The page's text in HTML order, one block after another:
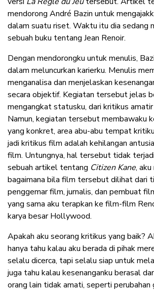
mendorong André Bazin untuk
dalam suatu riset. Waktu itu dia sedang
sebuah buku tentang Jean Renoir.
Dengan mendorongku untuk menulis,
dalam meluncurkan karierku. Menulis
menganalisa dan menjelaskan
secara objektif. Kegiatan tersebut jelas
mengangkat statusku, dari kritikus
Namun, kegiatan tersebut membawaku
yang konkret, area abu-abu tempat
jadi kritikus film adalah kehilangan
film. Untungnya, hal tersebut tidak
sebuah artikel tentang Citizen Kane,
bagaimana bila film tersebut dilihat dari
penggemar film, jurnalis, dan pembuat
yang sama aku terapkan ke film-film
karya besar Hollywood.
Apakah aku seorang kritikus yang baik?
hanya tahu kalau aku berada di pihak
selalu dicerca, tapi selalu siap untuk
juga tahu kalau kesenanganku berasal
orang lain tidak amati, seperti perubahan